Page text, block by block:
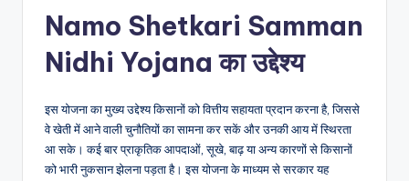
Namo Shetkari Samman
Nidhi Yojana का उद्देश्य
इस योजना का मुख्य उद्देश्य किसानों को वित्तीय सहायता प्रदान करना है, जिससे
वे खेती में आने वाली चुनौतियों का सामना कर सकें और उनकी आय में स्थिरता
आ सके। कई बार प्राकृतिक आपदाओं, सूखे, बाढ़ या अन्य कारणों से किसानों
को भारी नुकसान झेलना पड़ता है। इस योजना के माध्यम से सरकार यह